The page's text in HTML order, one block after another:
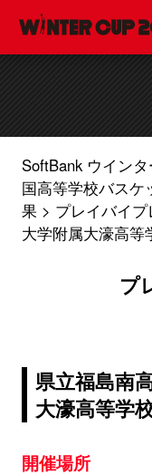
SoftBank ウイン
国高等学校バスケ
果
プレイバイ
大学附属大濠高等
プ
県立福島南
大濠高等学
開催場所